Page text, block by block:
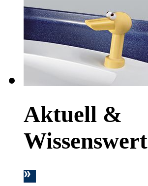
Aktuell &
Wissenswert